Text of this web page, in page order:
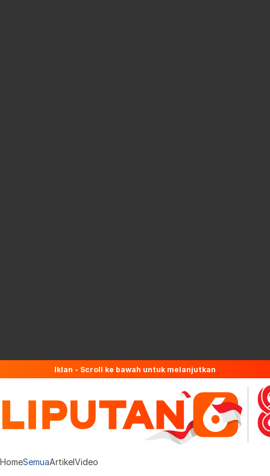
Iklan - Scroll ke bawah untuk melanjutkan
HomeSemuaArtikelVideo